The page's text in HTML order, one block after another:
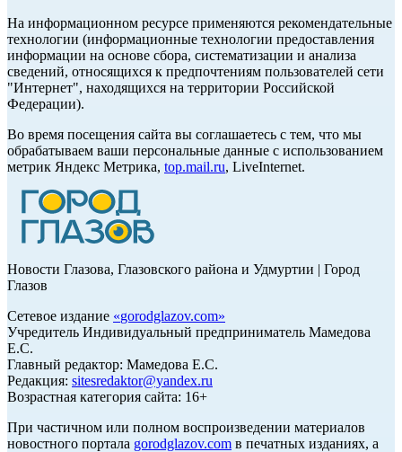
На информационном ресурсе применяются рекомендательные
технологии (информационные технологии предоставления
информации на основе сбора, систематизации и анализа
сведений, относящихся к предпочтениям пользователей сети
"Интернет", находящихся на территории Российской
Федерации).
Во время посещения сайта вы соглашаетесь с тем, что мы
обрабатываем ваши персональные данные с использованием
метрик Яндекс Метрика, top.mail.ru, LiveInternet.
Новости Глазова, Глазовского района и Удмуртии | Город
Глазов
Сетевое издание «gorodglazov.com»
Учредитель Индивидуальный предприниматель Мамедова
Е.С.
Главный редактор: Мамедова Е.С.
Редакция: sitesredaktor@yandex.ru
Возрастная категория сайта: 16+
При частичном или полном воспроизведении материалов
новостного портала gorodglazov.com в печатных изданиях, а